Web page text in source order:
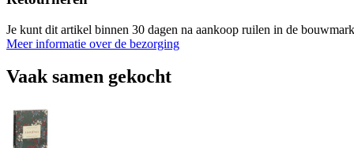
Je kunt dit artikel binnen 30 dagen na aankoop ruilen in de
Meer informatie over de bezorging
Vaak samen gekocht